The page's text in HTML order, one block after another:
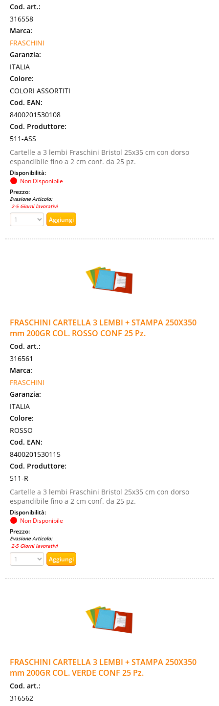
Cod. art.:
316558
Marca:
FRASCHINI
Garanzia:
ITALIA
Colore:
COLORI ASSORTITI
Cod. EAN:
8400201530108
Cod. Produttore:
511-ASS
Cartelle a 3 lembi Fraschini Bristol 25x35 cm con dorso
espandibile fino a 2 cm conf. da 25 pz.
Disponibilità:
Non Disponibile
Prezzo:
Evasione Articolo:
2-5 Giorni lavorativi
FRASCHINI CARTELLA 3 LEMBI + STAMPA 250X350
mm 200GR COL. ROSSO CONF 25 Pz.
Cod. art.:
316561
Marca:
FRASCHINI
Garanzia:
ITALIA
Colore:
ROSSO
Cod. EAN:
8400201530115
Cod. Produttore:
511-R
Cartelle a 3 lembi Fraschini Bristol 25x35 cm con dorso
espandibile fino a 2 cm conf. da 25 pz.
Disponibilità:
Non Disponibile
Prezzo:
Evasione Articolo:
2-5 Giorni lavorativi
FRASCHINI CARTELLA 3 LEMBI + STAMPA 250X350
mm 200GR COL. VERDE CONF 25 Pz.
Cod. art.:
316562